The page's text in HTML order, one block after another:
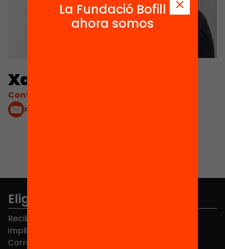
Xavier Pujol
Contacta'm:
xavier@makeitedu.es
Elige equidad
Recibe contenidos, iniciativas y proyectos para
implicarte.
Correo electrónico
La Fundació Bofill
ahora somos